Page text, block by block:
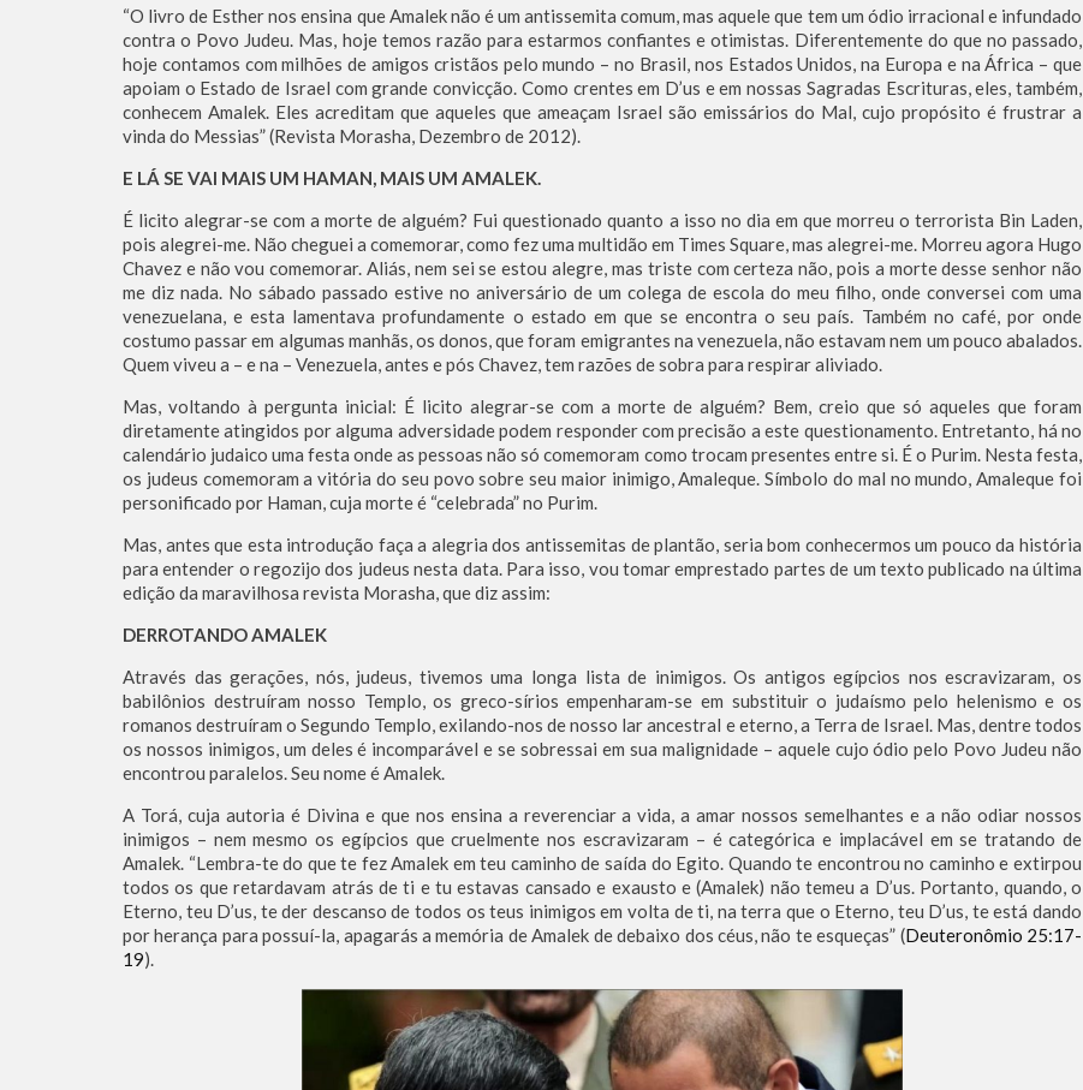
“O livro de Esther nos ensina que Amalek não é um antissemita comum, mas aquele que tem um ódio irracional e infundado
contra o Povo Judeu. Mas, hoje temos razão para estarmos confiantes e otimistas. Diferentemente do que no passado,
hoje contamos com milhões de amigos cristãos pelo mundo – no Brasil, nos Estados Unidos, na Europa e na África – que
apoiam o Estado de Israel com grande convicção. Como crentes em D’us e em nossas Sagradas Escrituras, eles, também,
conhecem Amalek. Eles acreditam que aqueles que ameaçam Israel são emissários do Mal, cujo propósito é frustrar a
vinda do Messias” (Revista Morasha, Dezembro de 2012).
E LÁ SE VAI MAIS UM HAMAN, MAIS UM AMALEK.
É licito alegrar-se com a morte de alguém? Fui questionado quanto a isso no dia em que morreu o terrorista Bin Laden,
pois alegrei-me. Não cheguei a comemorar, como fez uma multidão em Times Square, mas alegrei-me. Morreu agora Hugo
Chavez e não vou comemorar. Aliás, nem sei se estou alegre, mas triste com certeza não, pois a morte desse senhor não
me diz nada. No sábado passado estive no aniversário de um colega de escola do meu filho, onde conversei com uma
venezuelana, e esta lamentava profundamente o estado em que se encontra o seu país. Também no café, por onde
costumo passar em algumas manhãs, os donos, que foram emigrantes na venezuela, não estavam nem um pouco abalados.
Quem viveu a – e na – Venezuela, antes e pós Chavez, tem razões de sobra para respirar aliviado.
Mas, voltando à pergunta inicial: É licito alegrar-se com a morte de alguém? Bem, creio que só aqueles que foram
diretamente atingidos por alguma adversidade podem responder com precisão a este questionamento. Entretanto, há no
calendário judaico uma festa onde as pessoas não só comemoram como trocam presentes entre si. É o Purim. Nesta festa,
os judeus comemoram a vitória do seu povo sobre seu maior inimigo, Amaleque. Símbolo do mal no mundo, Amaleque foi
personificado por Haman, cuja morte é “celebrada” no Purim.
Mas, antes que esta introdução faça a alegria dos antissemitas de plantão, seria bom conhecermos um pouco da história
para entender o regozijo dos judeus nesta data. Para isso, vou tomar emprestado partes de um texto publicado na última
edição da maravilhosa revista Morasha, que diz assim:
DERROTANDO AMALEK
Através das gerações, nós, judeus, tivemos uma longa lista de inimigos. Os antigos egípcios nos escravizaram, os
babilônios destruíram nosso Templo, os greco-sírios empenharam-se em substituir o judaísmo pelo helenismo e os
romanos destruíram o Segundo Templo, exilando-nos de nosso lar ancestral e eterno, a Terra de Israel. Mas, dentre todos
os nossos inimigos, um deles é incomparável e se sobressai em sua malignidade – aquele cujo ódio pelo Povo Judeu não
encontrou paralelos. Seu nome é Amalek.
A Torá, cuja autoria é Divina e que nos ensina a reverenciar a vida, a amar nossos semelhantes e a não odiar nossos
inimigos – nem mesmo os egípcios que cruelmente nos escravizaram – é categórica e implacável em se tratando de
Amalek. “Lembra-te do que te fez Amalek em teu caminho de saída do Egito. Quando te encontrou no caminho e extirpou
todos os que retardavam atrás de ti e tu estavas cansado e exausto e (Amalek) não temeu a D’us. Portanto, quando, o
Eterno, teu D’us, te der descanso de todos os teus inimigos em volta de ti, na terra que o Eterno, teu D’us, te está dando
por herança para possuí-la, apagarás a memória de Amalek de debaixo dos céus, não te esqueças” (Deuteronômio 25:17-
19).